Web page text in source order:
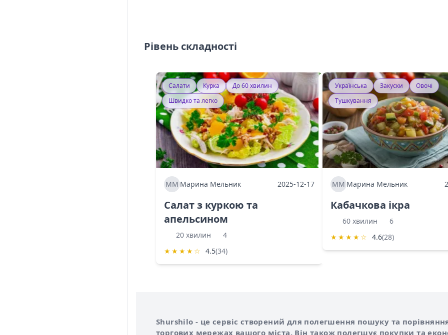
Рівень складності
Салати Курка
До 60 хвилин
Швидко та легко
ММ Марина Мельник 2025-12-17
Салат з куркою та
апельсином
20 хвилин
4
★ ★ ★ ★ ☆ 4.5(34)
Українська Закуски
Овочі
Тушкування
ММ Марина Мельник
Кабачкова ікра
60 хвилин
6
★ ★ ★ ★ ☆ 4.6(28)
Про сервіс Shurshilo
Shurshilo - це сервіс створений для полегшення пошуку та
торгових мережах вашого міста. Він також полегшує покупки та